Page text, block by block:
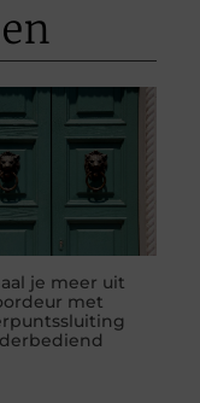
je meer uit
met